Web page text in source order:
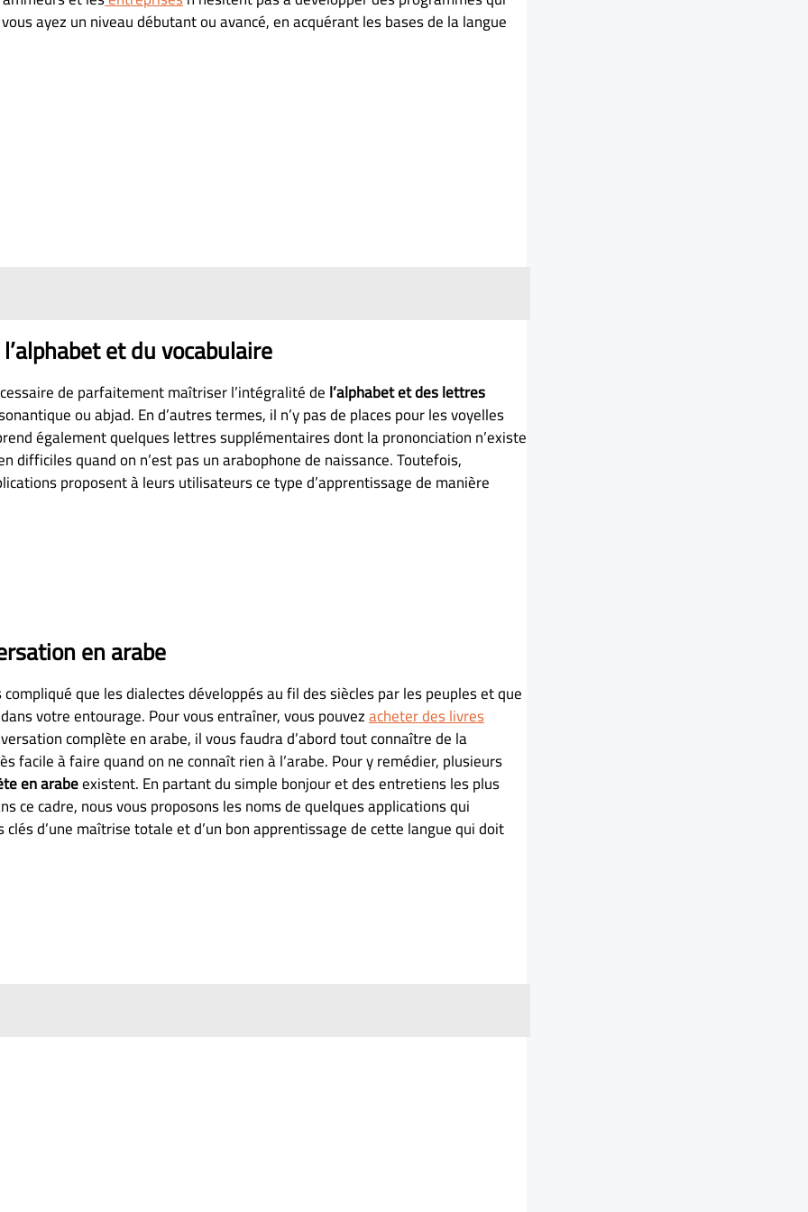
ayez un niveau débutant ou avancé, en acquérant les bases de la langue
et du vocabulaire
de parfaitement maîtriser l’intégralité del’alphabet et des lettres
ou abjad. En d’autres termes, il n’y pas de places pour les voyelles
également quelques lettres supplémentaires dont la prononciation n’existe
difficiles quand on n’est pas un arabophone de naissance. Toutefois,
proposent à leurs utilisateurs ce type d’apprentissage de manière
en arabe
que les dialectes développés au fil des siècles par les peuples et que
votre entourage. Pour vous entraîner, vous pouvezacheter des livres
complète en arabe, il vous faudra d’abord tout connaître de la
facile à faire quand on ne connaît rien à l’arabe. Pour y remédier, plusieurs
en arabeexistent. En partant du simple bonjour et des entretiens les plus
ce cadre, nous vous proposons les noms de quelques applications qui
d’une maîtrise totale et d’un bon apprentissage de cette langue qui doit